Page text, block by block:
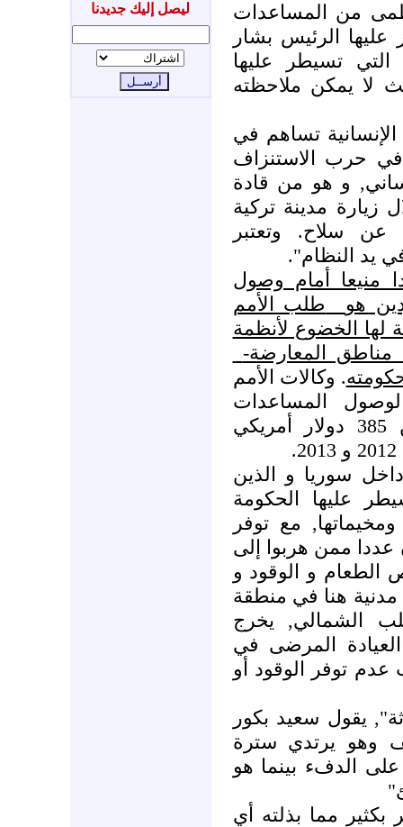
ليصل إليك جديدنا
من المساعدات
الرئيس بشار
تسيطر عليها
لا يمكن ملاحظته
تساهم في
حرب الاستنزاف
و هو من قادة
مدينة تركية
عن سلاح. وتعتبر
يد النظام".
منيعا أمام وصول
هو
طلب الأمم
لها الخضوع لأنظمة
مناطق المعارضة-
. وكالات الأمم
المساعدات
الدولية, بما فيها ما يقرب من 385 دولار أمريكي
سوريا و الذين
عليها الحكومة
مع توفر
عددا ممن هربوا إلى
الطعام و الوقود و
مدنية هنا في منطقة
الشمالي, يخرج
في العيادة المرضى في
توفر الوقود أو
يقول سعيد بكور
وهو يرتدي سترة
الدفء بينما هو
بكثير مما بذلته أي